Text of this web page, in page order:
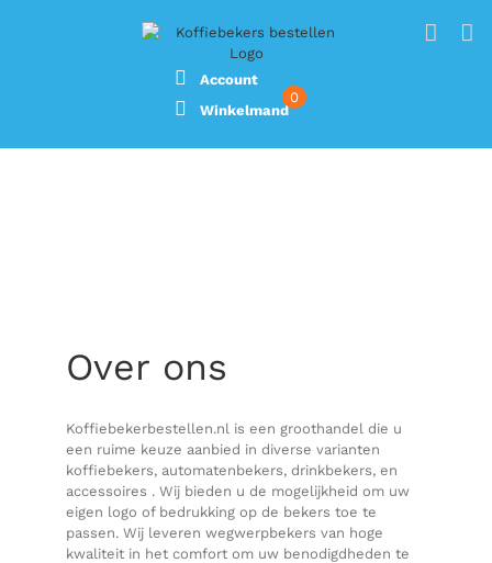
Account
Winkelmand
0
Over ons
Koffiebekerbestellen.nl is een groothandel die u
een ruime keuze aanbied in diverse varianten
koffiebekers, automatenbekers, drinkbekers, en
accessoires . Wij bieden u de mogelijkheid om uw
eigen logo of bedrukking op de bekers toe te
passen. Wij leveren wegwerpbekers van hoge
kwaliteit in het comfort om uw benodigdheden te